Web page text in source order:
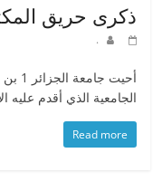
ذكرى حريق
.
الجامعية الذي أقدم عليه
Read more